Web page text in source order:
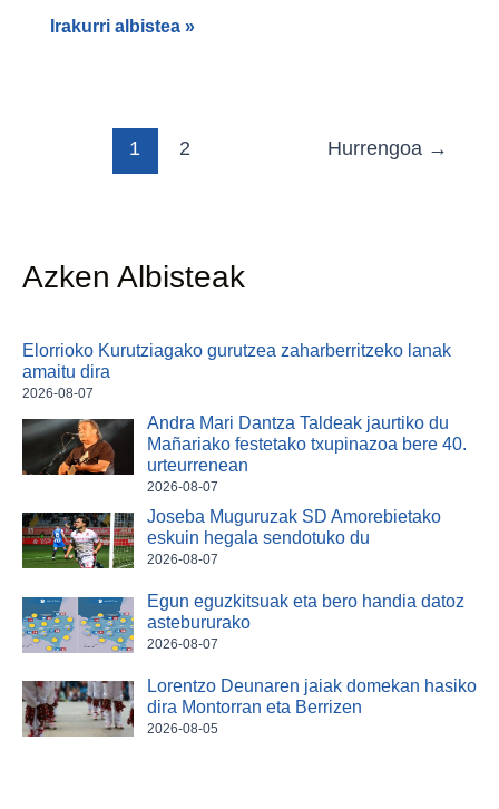
Irakurri albistea »
1 2 Hurrengoa →
Azken Albisteak
Elorrioko Kurutziagako gurutzea zaharberritzeko lanak
amaitu dira
2026-08-07
Andra Mari Dantza Taldeak jaurtiko du
Mañariako festetako txupinazoa bere 40.
urteurrenean
2026-08-07
Joseba Muguruzak SD Amorebietako
eskuin hegala sendotuko du
2026-08-07
Egun eguzkitsuak eta bero handia datoz
astebururako
2026-08-07
Lorentzo Deunaren jaiak domekan hasiko
dira Montorran eta Berrizen
2026-08-05